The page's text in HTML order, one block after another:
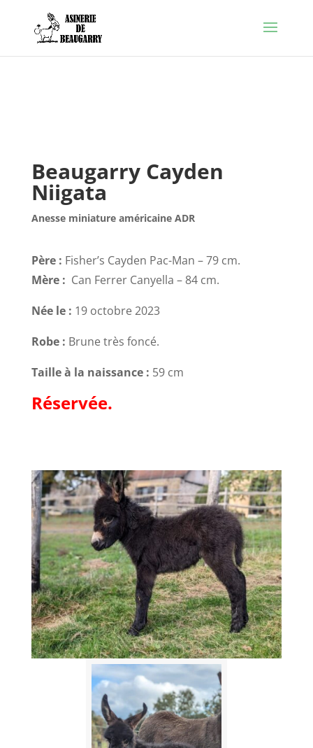
Warning: Constant FORCE_SSL_ADMIN already defined in
/htdocs/wp-config.php
Beaugarry Cayden
Niigata
Anesse miniature américaine ADR
Père : Fisher’s Cayden Pac-Man – 79 cm.
Mère : Can Ferrer Canyella – 84 cm.
Née le : 19 octobre 2023
Robe : Brune très foncé.
Taille à la naissance : 59 cm
Réservée.